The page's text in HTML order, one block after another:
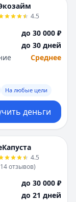
4.5
до 30 000 ₽
до 30 дней
Среднее
На любые цели
деньги
4.5
14отзывов)
до 30 000 ₽
до 21 дней